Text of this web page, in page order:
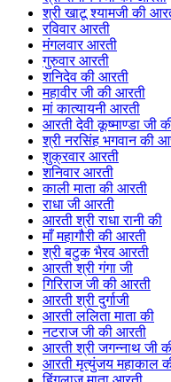
श्री खाटू श्यामजी की
रविवार आरती
मंगलवार आरती
गुरुवार आरती
शनिदेव की आरती
महावीर जी की आरती
मां कात्यायनी आरती
आरती देवी कूष्माण्डा जी
श्री नरसिंह भगवान की
शुक्रवार आरती
शनिवार आरती
काली माता की आरती
राधा जी आरती
आरती श्री राधा रानी की
माँ महागौरी की आरती
श्री बटुक भैरव आरती
आरती श्री गंगा जी
गिरिराज जी की आरती
आरती श्री दुर्गाजी
आरती ललिता माता की
नटराज जी की आरती
आरती श्री जगन्नाथ जी
आरती मृत्युंजय महाकाल